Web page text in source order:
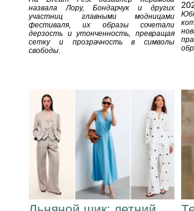
назвала Лору, Бондарчук и других
участниц главными модницами
фестиваля, их образы сочетали
дерзость и утонченность, превращая
сетку и прозрачность в символы
свободы.